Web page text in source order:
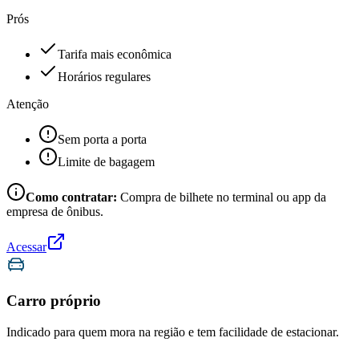
Prós
Tarifa mais econômica
Horários regulares
Atenção
Sem porta a porta
Limite de bagagem
Como contratar: Compra de bilhete no terminal ou app da
empresa de ônibus.
Acessar
Carro próprio
Indicado para quem mora na região e tem facilidade de estacionar.